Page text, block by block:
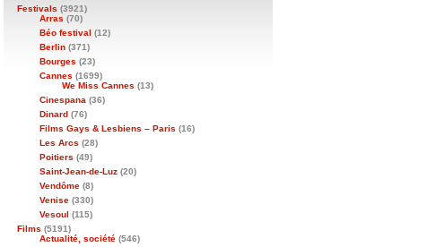
Festivals (3921)
Arras (70)
Béo festival (12)
Berlin (371)
Bourges (23)
Cannes (1699)
We Miss Cannes (13)
Cinespana (36)
Dinard (76)
Films Gays & Lesbiens – Paris (16)
Les Arcs (28)
Poitiers (49)
Saint-Jean-de-Luz (20)
Vendôme (8)
Venise (330)
Vesoul (115)
Films (5191)
Actualité, société (546)